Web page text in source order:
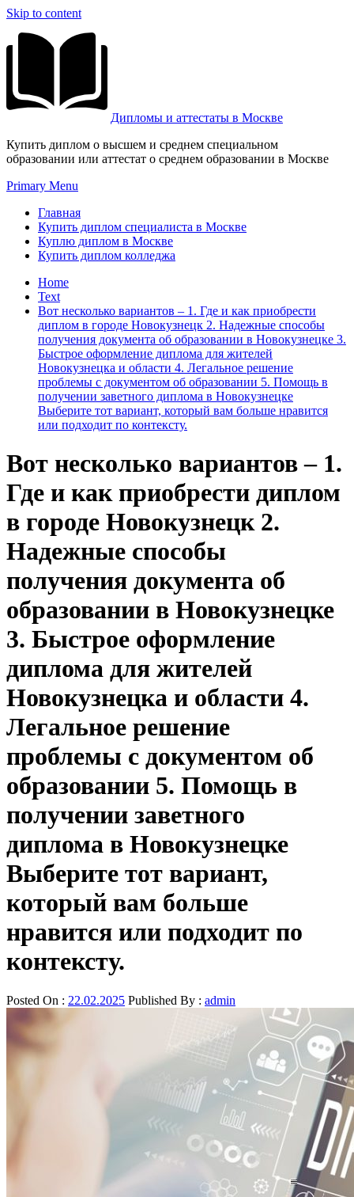
Skip to content
Дипломы и аттестаты в Москве
Купить диплом о высшем и среднем специальном
образовании или аттестат о среднем образовании в Москве
Primary Menu
Главная
Купить диплом специалиста в Москве
Куплю диплом в Москве
Купить диплом колледжа
Home
Text
Вот несколько вариантов – 1. Где и как приобрести
диплом в городе Новокузнецк 2. Надежные способы
получения документа об образовании в Новокузнецке 3.
Быстрое оформление диплома для жителей
Новокузнецка и области 4. Легальное решение
проблемы с документом об образовании 5. Помощь в
получении заветного диплома в Новокузнецке
Выберите тот вариант, который вам больше нравится
или подходит по контексту.
Вот несколько вариантов – 1.
Где и как приобрести диплом
в городе Новокузнецк 2.
Надежные способы
получения документа об
образовании в Новокузнецке
3. Быстрое оформление
диплома для жителей
Новокузнецка и области 4.
Легальное решение
проблемы с документом об
образовании 5. Помощь в
получении заветного
диплома в Новокузнецке
Выберите тот вариант,
который вам больше
нравится или подходит по
контексту.
Posted On : 22.02.2025 Published By : admin